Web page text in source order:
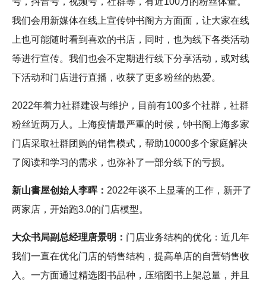
我们会用新媒体在线上宣传钟书阁方方面面，让大家在线
上也可能随时看到喜欢的书店，同时，也为线下各类活动
等进行宣传。我们也会不定期进行线下分享活动，或对线
下活动和门店进行直播，收获了更多粉丝的热爱。
2022年着力社群建设与维护，目前有100多个社群，社群
粉丝近两万人。上海疫情最严重的时候，钟书阁上海多家
门店采取社群团购的销售模式，帮助10000多个家庭解决
了阅读和学习的需求，也弥补了一部分线下的亏损。
新山書屋创始人李晖： 2022年谈不上显著的工作，新开了
两家店，开始跑3.0的门店模型。
大众书局副总经理唐景明： 门店业务结构的优化：近几年
我们一直在优化门店的销售结构，提高单店的自营销售收
入。一方面通过精选图书品种，压缩图书上架总量，并且